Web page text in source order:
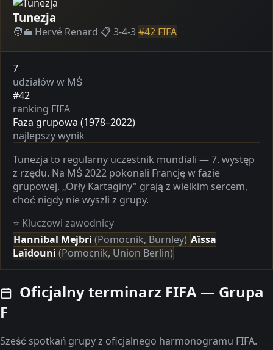
Tunezja
🧑‍💼 Hervé Renard 📋 3-4-3#42 FIFA
7
udziałów w MŚ
#42
ranking FIFA
Faza grupowa (1978–2022)
najlepszy wynik
Tunezja to regularny uczestnik mundiali — 7. występ
z rzędu. Na MŚ 2022 pokonali Francję w fazie
grupowej. „Orły Kartaginy" grają z wielkim sercem,
choć nigdy nie wyszli z grupy.
⭐ Kluczowi zawodnicy
Hannibal Mejbri (Pomocnik, Burnley) Aïssa
Laïdouni (Pomocnik, Union Berlin)
Oficjalny terminarz FIFA — Grupa
F
Sześć spotkań grupy z oficjalnego harmonogramu FIFA.